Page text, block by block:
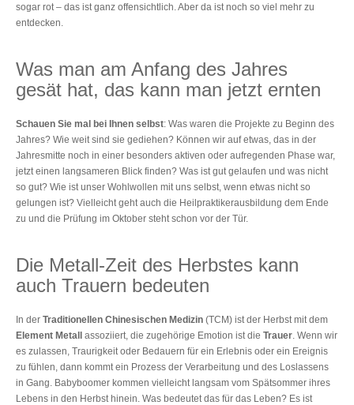
sogar rot ‒ das ist ganz offensichtlich. Aber da ist noch so viel mehr zu
entdecken.
Was man am Anfang des Jahres
gesät hat, das kann man jetzt ernten
Schauen Sie mal bei Ihnen selbst: Was waren die Projekte zu Beginn des
Jahres? Wie weit sind sie gediehen? Können wir auf etwas, das in der
Jahresmitte noch in einer besonders aktiven oder aufregenden Phase war,
jetzt einen langsameren Blick finden? Was ist gut gelaufen und was nicht
so gut? Wie ist unser Wohlwollen mit uns selbst, wenn etwas nicht so
gelungen ist? Vielleicht geht auch die Heilpraktikerausbildung dem Ende
zu und die Prüfung im Oktober steht schon vor der Tür.
Die Metall-Zeit des Herbstes kann
auch Trauern bedeuten
In der Traditionellen Chinesischen Medizin (TCM) ist der Herbst mit dem
Element Metall assoziiert, die zugehörige Emotion ist die Trauer . Wenn wir
es zulassen, Traurigkeit oder Bedauern für ein Erlebnis oder ein Ereignis
zu fühlen, dann kommt ein Prozess der Verarbeitung und des Loslassens
in Gang. Babyboomer kommen vielleicht langsam vom Spätsommer ihres
Lebens in den Herbst hinein. Was bedeutet das für das Leben? Es ist